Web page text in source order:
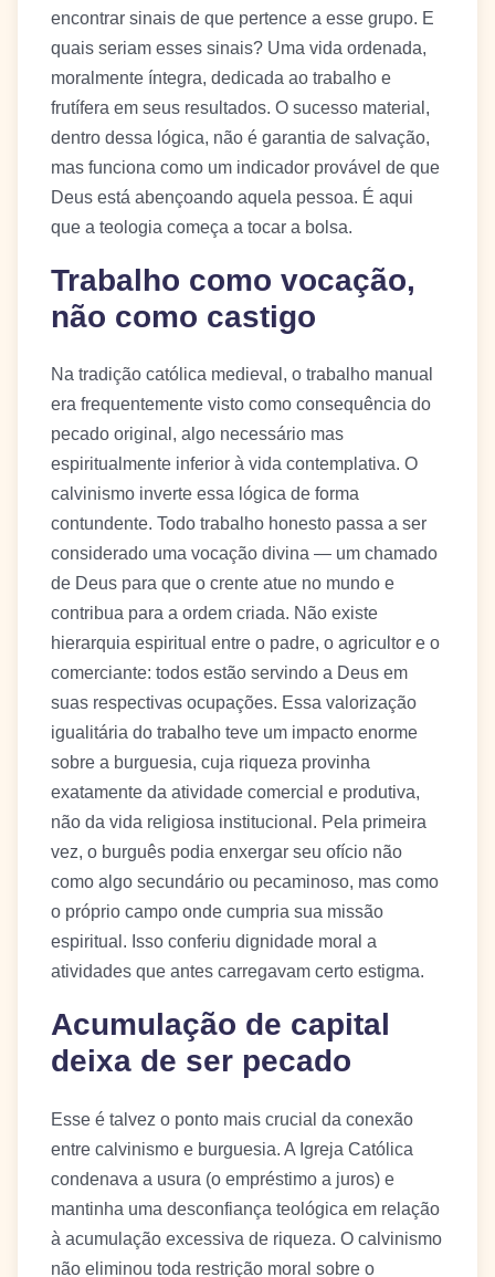
encontrar sinais de que pertence a esse grupo. E
quais seriam esses sinais? Uma vida ordenada,
moralmente íntegra, dedicada ao trabalho e
frutífera em seus resultados. O sucesso material,
dentro dessa lógica, não é garantia de salvação,
mas funciona como um indicador provável de que
Deus está abençoando aquela pessoa. É aqui
que a teologia começa a tocar a bolsa.
Trabalho como vocação,
não como castigo
Na tradição católica medieval, o trabalho manual
era frequentemente visto como consequência do
pecado original, algo necessário mas
espiritualmente inferior à vida contemplativa. O
calvinismo inverte essa lógica de forma
contundente. Todo trabalho honesto passa a ser
considerado uma vocação divina — um chamado
de Deus para que o crente atue no mundo e
contribua para a ordem criada. Não existe
hierarquia espiritual entre o padre, o agricultor e o
comerciante: todos estão servindo a Deus em
suas respectivas ocupações. Essa valorização
igualitária do trabalho teve um impacto enorme
sobre a burguesia, cuja riqueza provinha
exatamente da atividade comercial e produtiva,
não da vida religiosa institucional. Pela primeira
vez, o burguês podia enxergar seu ofício não
como algo secundário ou pecaminoso, mas como
o próprio campo onde cumpria sua missão
espiritual. Isso conferiu dignidade moral a
atividades que antes carregavam certo estigma.
Acumulação de capital
deixa de ser pecado
Esse é talvez o ponto mais crucial da conexão
entre calvinismo e burguesia. A Igreja Católica
condenava a usura (o empréstimo a juros) e
mantinha uma desconfiança teológica em relação
à acumulação excessiva de riqueza. O calvinismo
não eliminou toda restrição moral sobre o